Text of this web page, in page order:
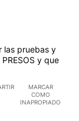
las pruebas y
y que
MARCAR
COMO
INAPROPIADO